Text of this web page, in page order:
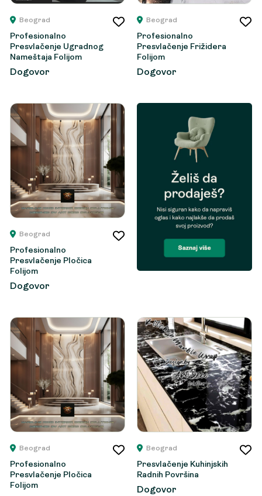
Beograd
Profesionalno
Presvlačenje Ugradnog
Nameštaja Folijom
Dogovor
Beograd
Profesionalno
Presvlačenje Frižidera
Folijom
Dogovor
Beograd
Profesionalno
Presvlačenje Pločica
Folijom
Dogovor
Beograd
Profesionalno
Presvlačenje Pločica
Folijom
Beograd
Presvlačenje Kuhinjskih
Radnih Površina
Dogovor